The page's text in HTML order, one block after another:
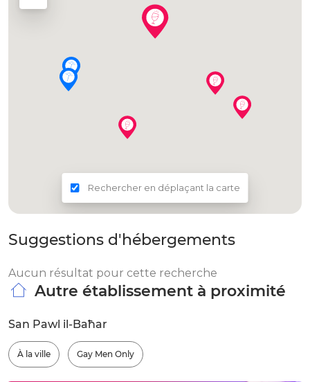
Rechercher en déplaçant la carte
Suggestions d'hébergements
Aucun résultat pour cette recherche
Autre établissement à proximité
San Pawl il-Baħar
À la ville Gay Men Only